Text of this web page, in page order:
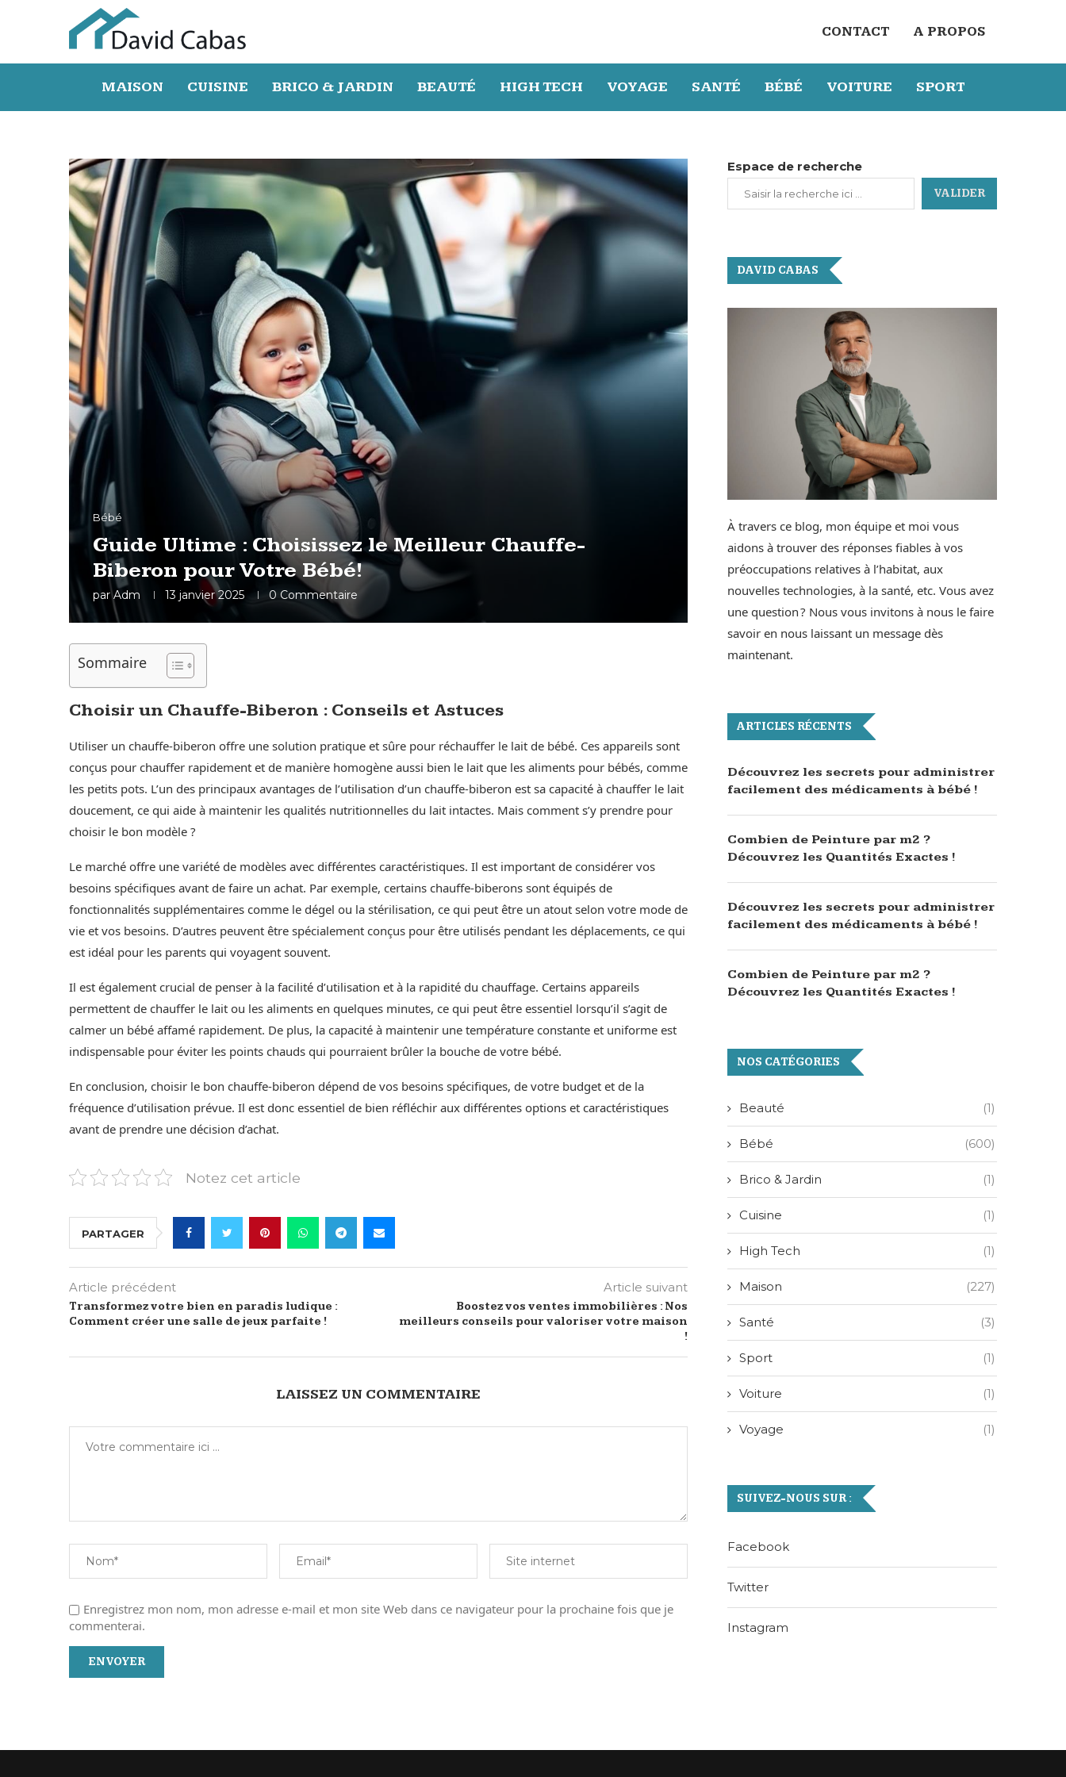
CONTACT A PROPOS
MAISON CUISINE BRICO & JARDIN BEAUTÉ HIGH TECH VOYAGE SANTÉ BÉBÉ VOITURE SPORT
Bébé
Guide Ultime : Choisissez le Meilleur Chauffe-
Biberon pour Votre Bébé!
parAdm 13 janvier 2025 0 Commentaire
Sommaire
Choisir un Chauffe-Biberon : Conseils et Astuces
Utiliser un chauffe-biberon offre une solution pratique et sûre pour réchauffer le lait de bébé. Ces appareils sont
conçus pour chauffer rapidement et de manière homogène aussi bien le lait que les aliments pour bébés, comme
les petits pots. L’un des principaux avantages de l’utilisation d’un chauffe-biberon est sa capacité à chauffer le lait
doucement, ce qui aide à maintenir les qualités nutritionnelles du lait intactes. Mais comment s’y prendre pour
choisir le bon modèle ?
Le marché offre une variété de modèles avec différentes caractéristiques. Il est important de considérer vos
besoins spécifiques avant de faire un achat. Par exemple, certains chauffe-biberons sont équipés de
fonctionnalités supplémentaires comme le dégel ou la stérilisation, ce qui peut être un atout selon votre mode de
vie et vos besoins. D’autres peuvent être spécialement conçus pour être utilisés pendant les déplacements, ce qui
est idéal pour les parents qui voyagent souvent.
Il est également crucial de penser à la facilité d’utilisation et à la rapidité du chauffage. Certains appareils
permettent de chauffer le lait ou les aliments en quelques minutes, ce qui peut être essentiel lorsqu’il s’agit de
calmer un bébé affamé rapidement. De plus, la capacité à maintenir une température constante et uniforme est
indispensable pour éviter les points chauds qui pourraient brûler la bouche de votre bébé.
En conclusion, choisir le bon chauffe-biberon dépend de vos besoins spécifiques, de votre budget et de la
fréquence d’utilisation prévue. Il est donc essentiel de bien réfléchir aux différentes options et caractéristiques
avant de prendre une décision d’achat.
Notez cet article
PARTAGER
Article précédent
Transformez votre bien en paradis ludique :
Comment créer une salle de jeux parfaite !
Article suivant
Boostez vos ventes immobilières : Nos
meilleurs conseils pour valoriser votre maison
!
LAISSEZ UN COMMENTAIRE
Enregistrez mon nom, mon adresse e-mail et mon site Web dans ce navigateur pour la prochaine fois que je
commenterai.
Espace de recherche
VALIDER
DAVID CABAS
À travers ce blog, mon équipe et moi vous
aidons à trouver des réponses fiables à vos
préoccupations relatives à l’habitat, aux
nouvelles technologies, à la santé, etc. Vous avez
une question ? Nous vous invitons à nous le faire
savoir en nous laissant un message dès
maintenant.
ARTICLES RÉCENTS
Découvrez les secrets pour administrer
facilement des médicaments à bébé !
Combien de Peinture par m2 ?
Découvrez les Quantités Exactes !
Découvrez les secrets pour administrer
facilement des médicaments à bébé !
Combien de Peinture par m2 ?
Découvrez les Quantités Exactes !
NOS CATÉGORIES
Beauté (1)
Bébé (600)
Brico & Jardin (1)
Cuisine (1)
High Tech (1)
Maison (227)
Santé (3)
Sport (1)
Voiture (1)
Voyage (1)
SUIVEZ-NOUS SUR :
Facebook
Twitter
Instagram